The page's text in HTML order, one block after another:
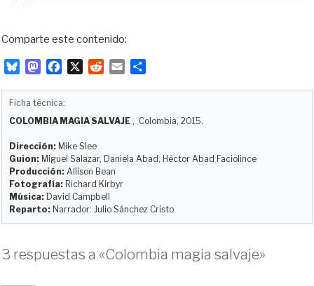
Comparte este contenido:
u
s
k
y
M
o
d
o
n
b
o
o
k
X
i
l
a
t
Ficha técnica:
COLOMBIA MAGIA SALVAJE , Colombia, 2015.
Dirección: Mike Slee
Guion: Miguel Salazar, Daniela Abad, Héctor Abad Faciolince
Producción: Allison Bean
Fotografía: Richard Kirbyr
Música: David Campbell
Reparto: Narrador: Julio Sánchez Cristo
3 respuestas a «Colombia magia salvaje»